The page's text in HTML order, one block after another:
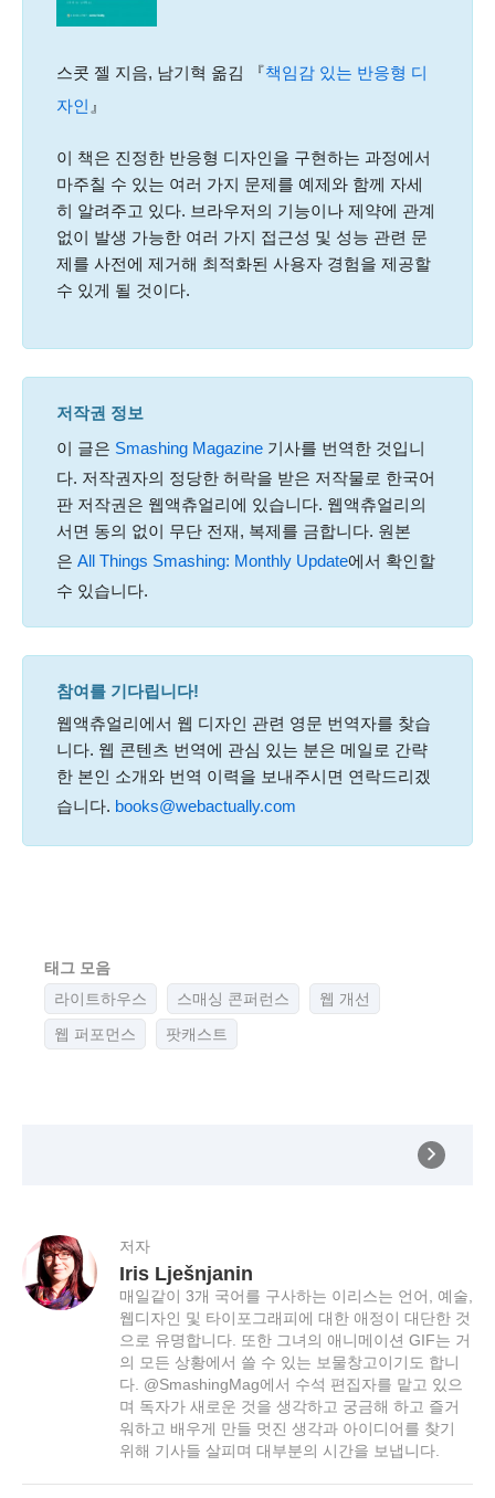
스콧 젤 지음, 남기혁 옮김 『책임감 있는 반응형 디
자인 』
이 책은 진정한 반응형 디자인을 구현하는 과정에서
마주칠 수 있는 여러 가지 문제를 예제와 함께 자세
히 알려주고 있다. 브라우저의 기능이나 제약에 관계
없이 발생 가능한 여러 가지 접근성 및 성능 관련 문
제를 사전에 제거해 최적화된 사용자 경험을 제공할
수 있게 될 것이다.
저작권 정보
이 글은 Smashing Magazine 기사를 번역한 것입니
다. 저작권자의 정당한 허락을 받은 저작물로 한국어
판 저작권은 웹액츄얼리에 있습니다. 웹액츄얼리의
서면 동의 없이 무단 전재, 복제를 금합니다. 원본
은 All Things Smashing: Monthly Update에서 확인할
수 있습니다.
참여를 기다립니다!
웹액츄얼리에서 웹 디자인 관련 영문 번역자를 찾습
니다. 웹 콘텐츠 번역에 관심 있는 분은 메일로 간략
한 본인 소개와 번역 이력을 보내주시면 연락드리겠
습니다. books@webactually.com
태그 모음
라이트하우스
스매싱 콘퍼런스
웹 개선
웹 퍼포먼스
팟캐스트
저자
Iris Lješnjanin
매일같이 3개 국어를 구사하는 이리스는 언어, 예술,
웹디자인 및 타이포그래피에 대한 애정이 대단한 것
으로 유명합니다. 또한 그녀의 애니메이션 GIF는 거
의 모든 상황에서 쓸 수 있는 보물창고이기도 합니
다. @SmashingMag에서 수석 편집자를 맡고 있으
며 독자가 새로운 것을 생각하고 궁금해 하고 즐거
워하고 배우게 만들 멋진 생각과 아이디어를 찾기
위해 기사들 살피며 대부분의 시간을 보냅니다.